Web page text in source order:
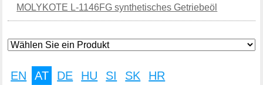
MOLYKOTE L-1146FG synthetisches Getriebeöl
EN AT DE HU SI SK HR